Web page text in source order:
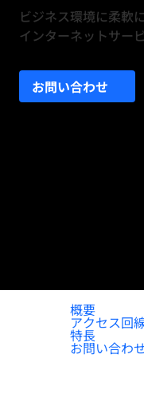
ビジネス環境に柔軟
インターネットサー
お問い合わせ
概要
アクセス回
特長
お問い合わ